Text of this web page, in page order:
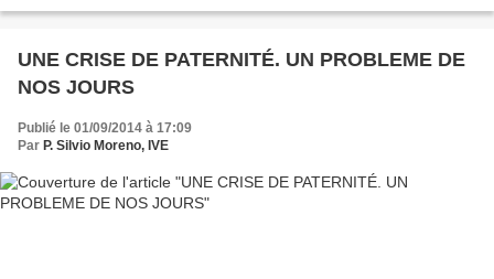
UNE CRISE DE PATERNITÉ. UN PROBLEME DE
NOS JOURS
Publié le 01/09/2014 à 17:09
Par P. Silvio Moreno, IVE